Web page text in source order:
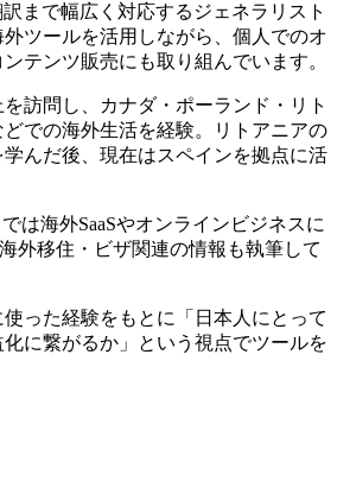
まで幅広く対応するジェネラリスト
ツールを活用しながら、個人でのオ
テンツ販売にも取り組んでいます。
訪問し、カナダ・ポーランド・リト
での海外生活を経験。リトアニアの
んだ後、現在はスペインを拠点に活
では海外SaaSやオンラインビジネスに
外移住・ビザ関連の情報も執筆して
った経験をもとに「日本人にとって
に繋がるか」という視点でツールを